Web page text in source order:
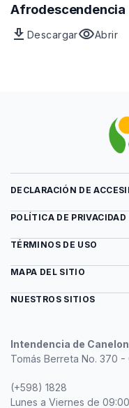
Afrodescendencia
download
Archivo
Descargarvisibility
vista
de
la
Abrir
Intendencia de
Tomás Berreta No. 370
(+598) 1828
Lunes a Viernes de 09:00
DECLARACIÓN DE
POLÍTICA DE PRIVACIDAD
TÉRMINOS DE USO
MAPA DEL SITIO
NUESTROS SITIOS